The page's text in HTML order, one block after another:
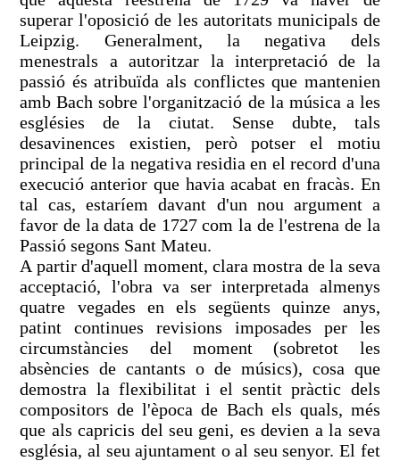
superar l'oposició de les autoritats municipals de
Leipzig. Generalment, la negativa dels
menestrals a autoritzar la interpretació de la
passió és atribuïda als conflictes que mantenien
amb Bach sobre l'organització de la música a les
esglésies de la ciutat. Sense dubte, tals
desavinences existien, però potser el motiu
principal de la negativa residia en el record d'una
execució anterior que havia acabat en fracàs. En
tal cas, estaríem davant d'un nou argument a
favor de la data de 1727 com la de l'estrena de la
Passió segons Sant Mateu.
A partir d'aquell moment, clara mostra de la seva
acceptació, l'obra va ser interpretada almenys
quatre vegades en els següents quinze anys,
patint continues revisions imposades per les
circumstàncies del moment (sobretot les
absències de cantants o de músics), cosa que
demostra la flexibilitat i el sentit pràctic dels
compositors de l'època de Bach els quals, més
que als capricis del seu geni, es devien a la seva
església, al seu ajuntament o al seu senyor. El fet